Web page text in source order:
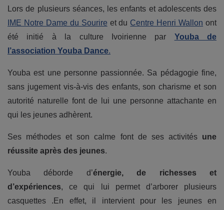
Lors de plusieurs séances, les enfants et adolescents des
IME Notre Dame du Sourire et du Centre Henri Wallon ont
été initié à la culture Ivoirienne par Youba de
l’association Youba Dance.
Youba est une personne passionnée. Sa pédagogie fine,
sans jugement vis-à-vis des enfants, son charisme et son
autorité naturelle font de lui une personne attachante en
qui les jeunes adhèrent.
Ses méthodes et son calme font de ses activités une
réussite après des jeunes.
Youba déborde d’énergie, de richesses et
d’expériences, ce qui lui permet d’arborer plusieurs
casquettes .En effet, il intervient pour les jeunes en